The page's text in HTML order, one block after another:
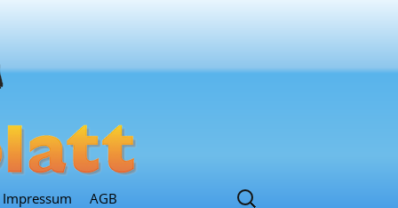
Impressum AGB
Suchen